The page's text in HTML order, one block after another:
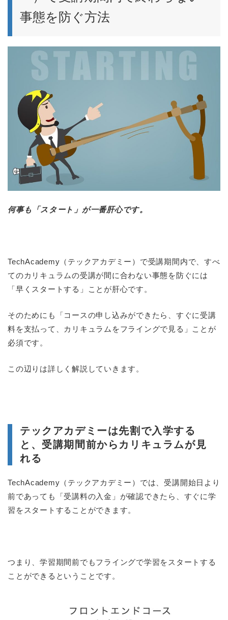
事態を防ぐ方法
何事も「スタート」が一番肝心です。
TechAcademy（テックアカデミー）で受講期間内で、すべ
てのカリキュラムの受講が間に合わない事態を防ぐには
「早くスタートする」ことが肝心です。
そのためにも「コースの申し込みができたら、すぐに受講
料を支払って、カリキュラムをフライングで見る」ことが
必須です。
この辺りは詳しく解説していきます。
テックアカデミーは先割で入学する
と、受講期間前からカリキュラムが見
れる
TechAcademy（テックアカデミー）では、受講開始日より
前であっても「受講料の入金」が確認できたら、すぐに学
習をスタートすることができます。
つまり、学習期間前でもフライングで学習をスタートする
ことができるということです。